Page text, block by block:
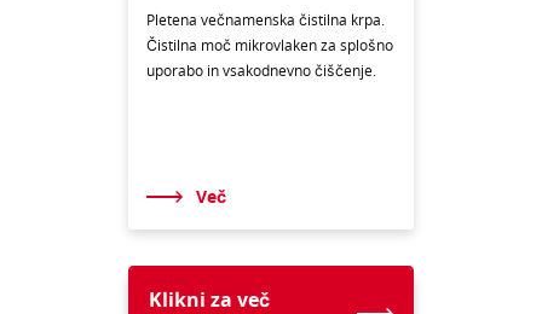
Pletena večnamenska čistilna krpa.
Čistilna moč mikrovlaken za splošno
uporabo in vsakodnevno čiščenje.
Več
Klikni za več